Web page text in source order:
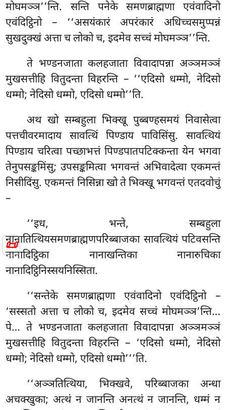
📜
मोघमञ्ञ’’न्ति. सन्ति पनेके समणब्राह्मणा एवंवादिनो
एवंदिट्ठिनो – ‘‘असयंकारं अपरंकारं अधिच्चसमुप्पन्नं
सुखदुक्खं अत्ता च लोको च, इदमेव सच्चं मोघमञ्ञ’’न्ति.
ते भण्डनजाता कलहजाता विवादापन्ना अञ्ञमञ्ञं
मुखसत्तीहि वितुदन्ता विहरन्ति – ‘‘एदिसो धम्मो, नेदिसो
धम्मो; नेदिसो धम्मो, एदिसो धम्मो’’ति.
अथ खो सम्बहुला भिक्खू पुब्बण्हसमयं निवासेत्वा
पत्तचीवरमादाय सावत्थिं पिण्डाय पाविसिंसु. सावत्थियं
पिण्डाय चरित्वा पच्छाभत्तं पिण्डपातपटिक्कन्ता येन भगवा
तेनुपसङ्कमिंसु; उपसङ्कमित्वा भगवन्तं अभिवादेत्वा एकमन्तं
निसीदिंसु. एकमन्तं निसिन्ना खो ते भिक्खू भगवन्तं एतदवोचुं
–
‘‘इध, भन्ते, सम्बहुला
नानातित्थियसमणब्राह्मणपरिब्बाजका सावत्थियं पटिवसन्ति
नानादिट्ठिका नानाखन्तिका नानारुचिका
नानादिट्ठिनिस्सयनिस्सिता.
‘‘सन्तेके समणब्राह्मणा एवंवादिनो एवंदिट्ठिनो –
‘सस्सतो अत्ता च लोको च, इदमेव सच्चं मोघमञ्ञ’न्ति…
पे… ते भण्डनजाता कलहजाता विवादापन्ना अञ्ञमञ्ञं
मुखसत्तीहि वितुदन्ता विहरन्ति – ‘एदिसो धम्मो, नेदिसो
धम्मो; नेदिसो धम्मो, एदिसो धम्मो’’’ति.
‘‘अञ्ञतित्थिया, भिक्खवे, परिब्बाजका अन्धा
अचक्खुका; अत्थं न जानन्ति अनत्थं न जानन्ति, धम्मं न